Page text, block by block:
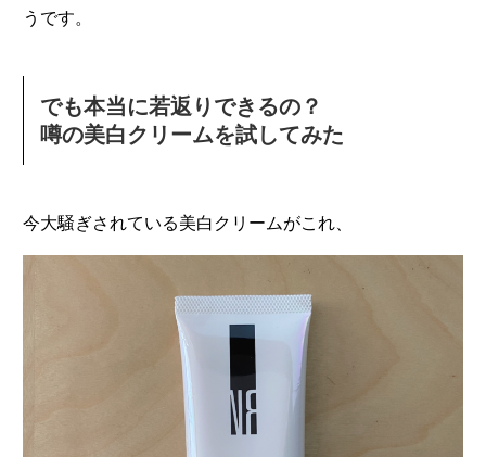
うです。
でも本当に若返りできるの？
噂の美白クリームを試してみた
今大騒ぎされている美白クリームがこれ、